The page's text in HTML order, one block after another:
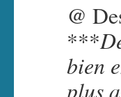
@
***
bien
plus